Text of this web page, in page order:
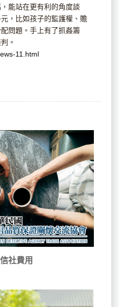
能站在更有利的角度談
，比如孩子的監護權、贍
問題。手上有了抓姦籌
。
11.html
社費用